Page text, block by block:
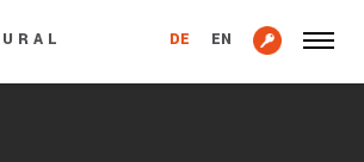
DE EN